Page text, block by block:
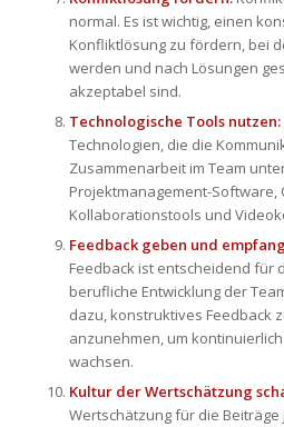
normal. Es ist wichtig, einen
Konfliktlösung zu fördern, bei
werden und nach Lösungen
akzeptabel sind.
Technologische Tools nutzen:
Technologien, die die
Zusammenarbeit im Team
Projektmanagement-Software,
Kollaborationstools und
Feedback geben und
Feedback ist entscheidend für
berufliche Entwicklung der
dazu, konstruktives Feedback
anzunehmen, um
wachsen.
Kultur der Wertschätzung
Wertschätzung für die